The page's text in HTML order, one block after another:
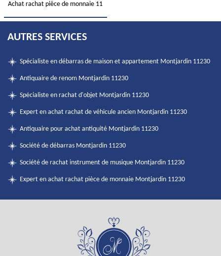
Achat rachat pièce de monnaie 11
AUTRES SERVICES
Spécialiste en débarras de maison et appartement Montjardin 11230
Antiquaire de renom Montjardin 11230
Spécialiste en rachat d'objet Montjardin 11230
Expert en achat rachat de véhicule ancien Montjardin 11230
Antiquaire pour achat antiquité Montjardin 11230
Société de débarras Montjardin 11230
Société de rachat instrument de musique Montjardin 11230
Expert en achat rachat pièce de monnaie Montjardin 11230